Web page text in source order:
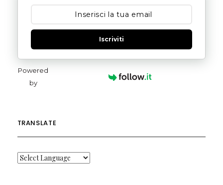
Iscriviti
Powered
by
TRANSLATE